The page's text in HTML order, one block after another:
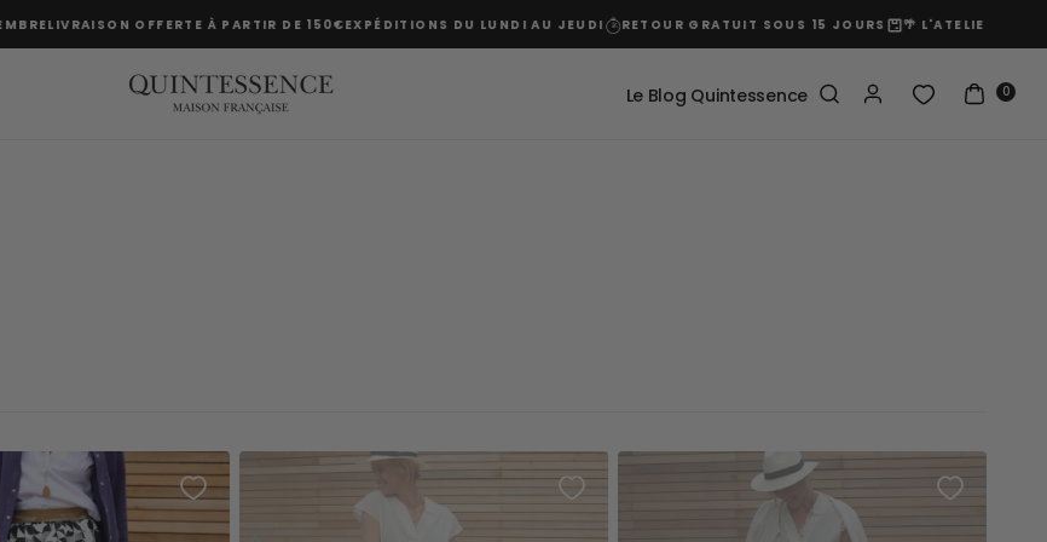
LIVRAISON OFFERTE À PARTIR DE 150€EXPÉDITIONS DU LUNDI AU JEUDI RETOUR GRATUIT SOUS 15 JOURS 🌴 L'ATELIER EST
Le Blog Quintessence 0